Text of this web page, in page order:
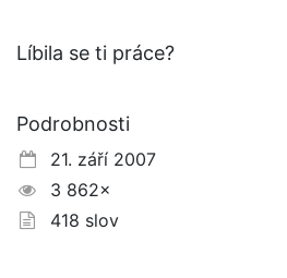
Líbila se ti práce?
Podrobnosti
21. září 2007
3 862×
418 slov